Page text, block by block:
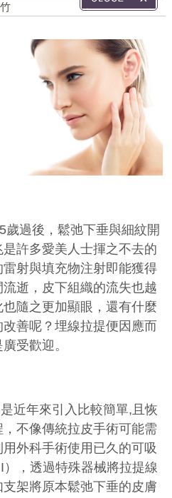
歲過後，鬆弛下垂與細紋開
許多愛美人士揮之不去的
射與填充物注射即能獲得
逝，皮下組織的流失也越
隨之更加顯眼，還有什麼
善呢？埋線拉提便因應而
受歡迎。
是近年來引入比較簡單, 且恢
不像傳統拉皮手術可能需
外科手術使用已久的可吸
），透過特殊器械將拉提線
架將原本鬆弛下垂的皮膚